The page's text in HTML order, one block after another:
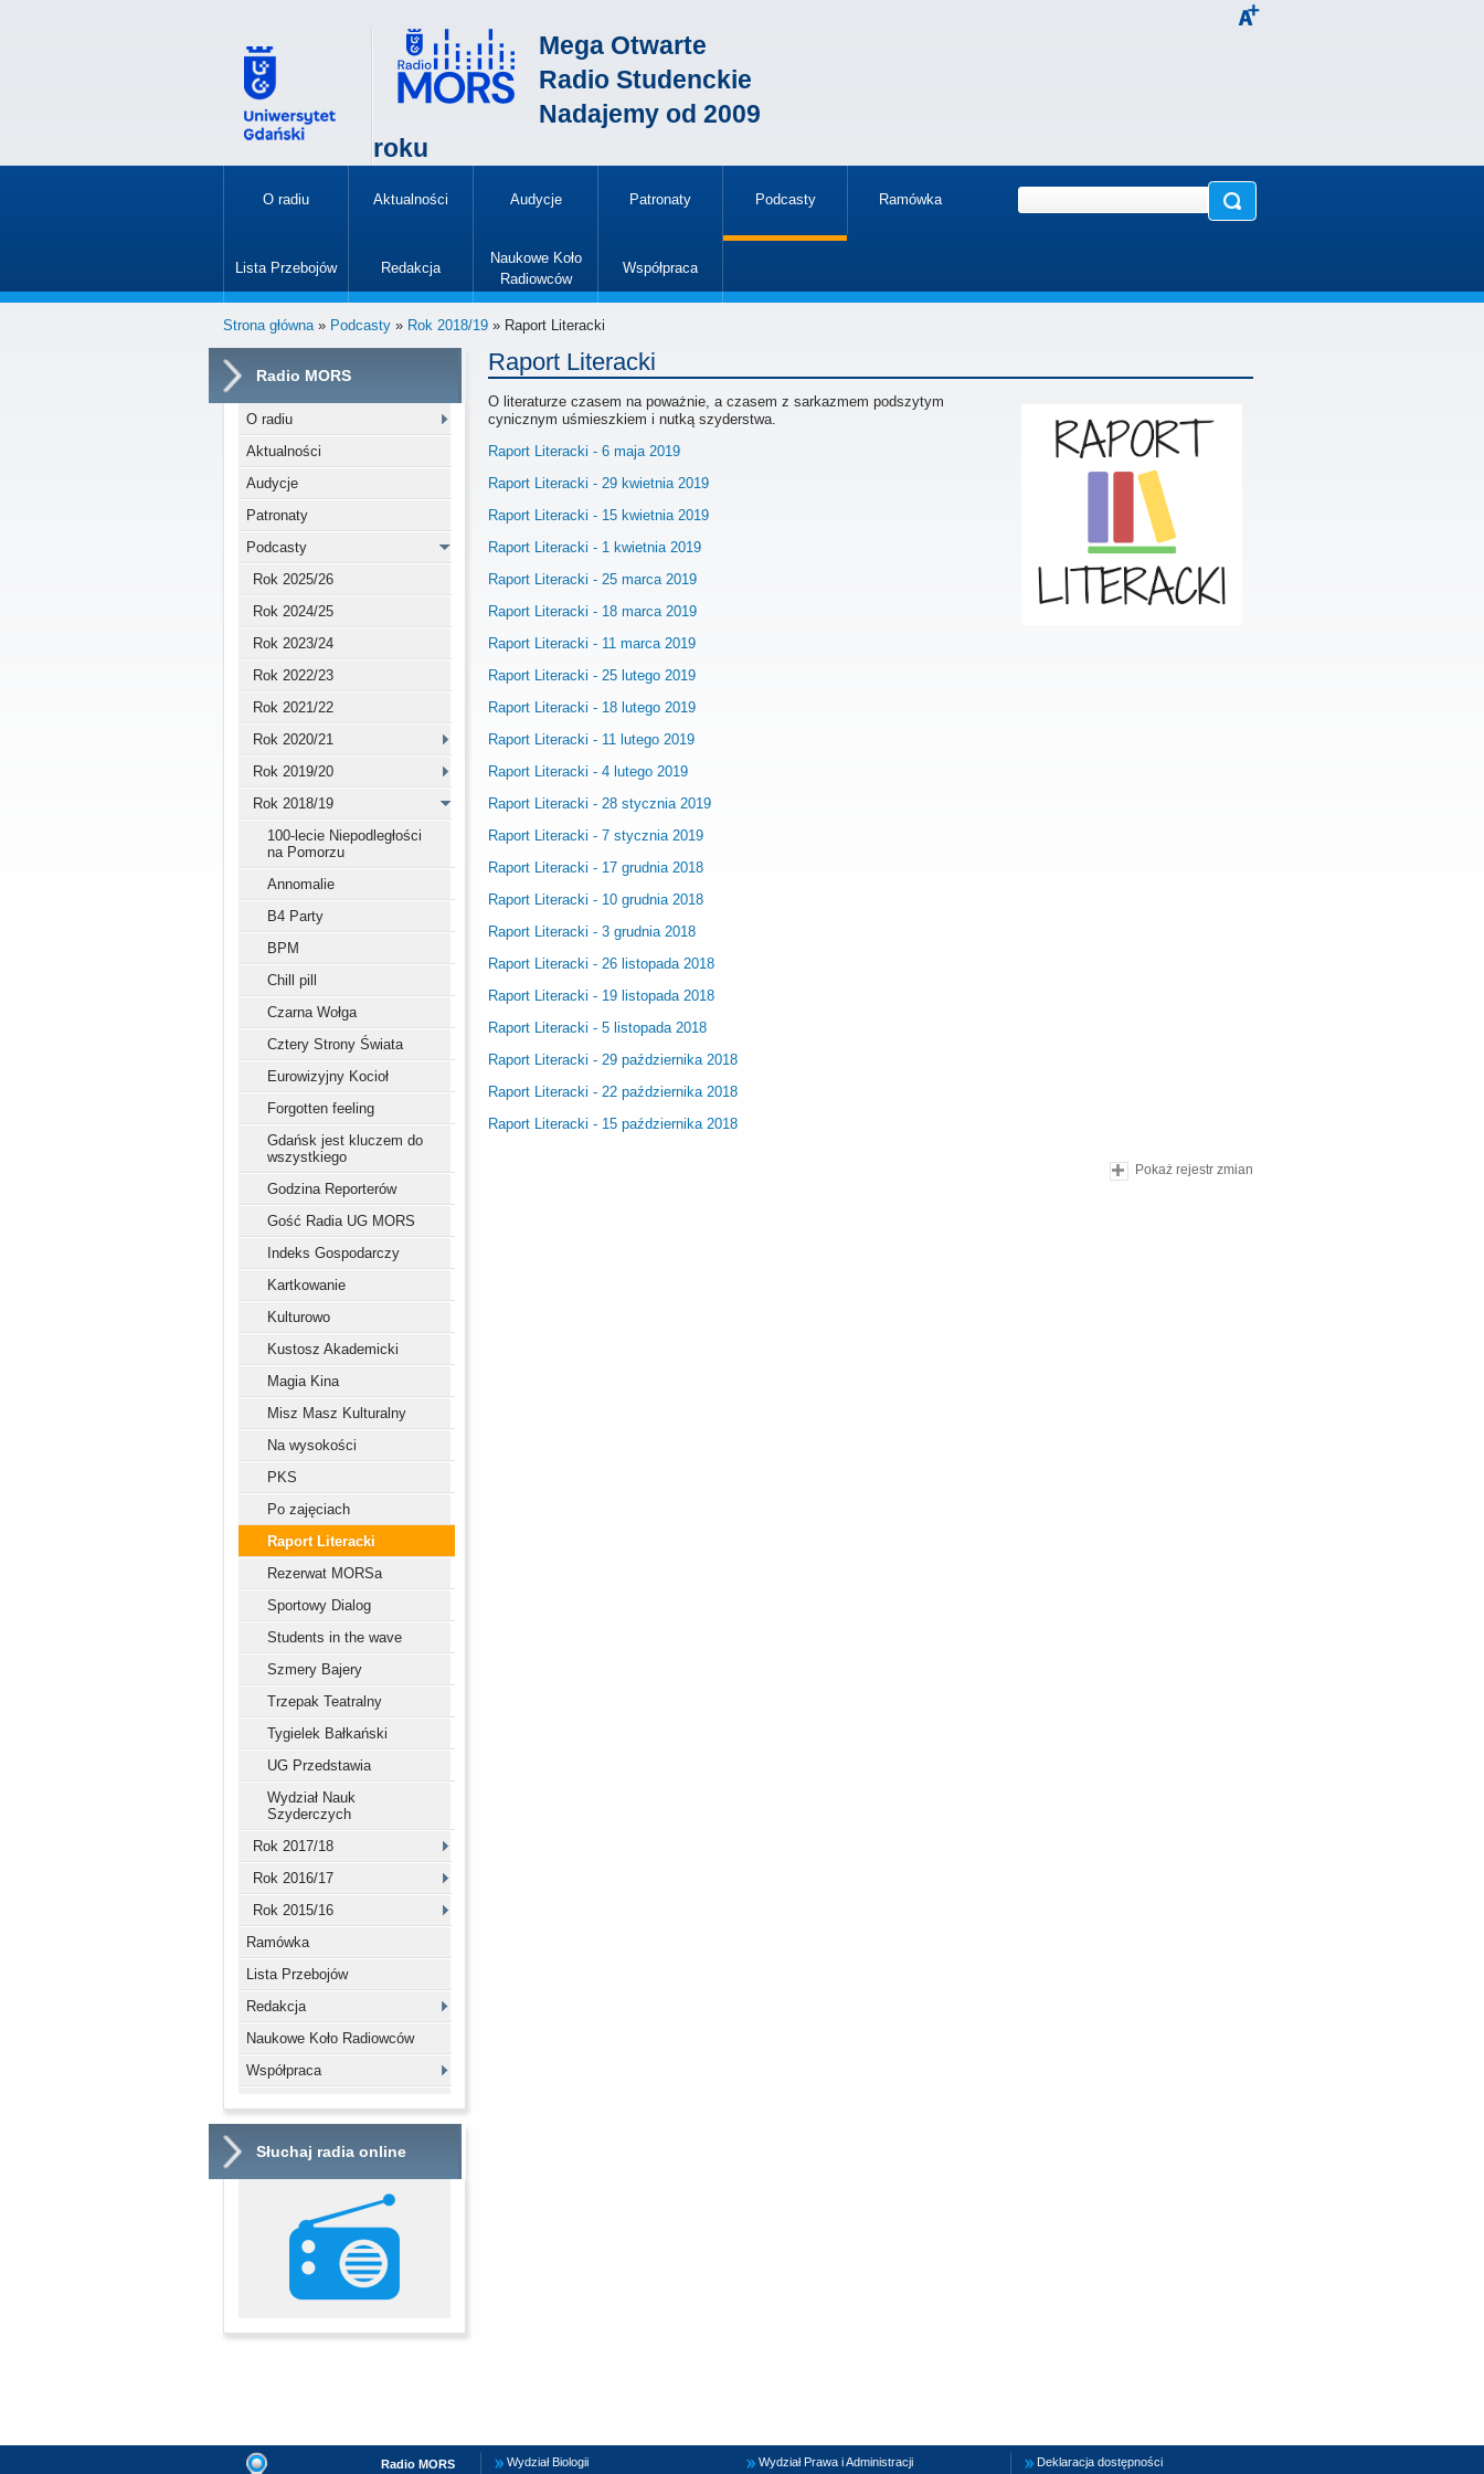
Mega Otwarte
Radio Studenckie
Nadajemy od 2009
roku
O radiu Aktualności Audycje Patronaty Podcasty
»
Ramówka
Lista Przebojów Redakcja
Naukowe Koło
Radiowców
Współpraca
Strona główna» Podcasty » Rok 2018/19 » Raport Literacki
Radio MORS
O radiu
Aktualności
Audycje
Patronaty
Podcasty
Rok 2025/26
Rok 2024/25
Rok 2023/24
Rok 2022/23
Rok 2021/22
Rok 2020/21
Rok 2019/20
Rok 2018/19
100-lecie Niepodległości
na Pomorzu
Annomalie
B4 Party
BPM
Chill pill
Czarna Wołga
Cztery Strony Świata
Eurowizyjny Kocioł
Forgotten feeling
Gdańsk jest kluczem do
wszystkiego
Godzina Reporterów
Gość Radia UG MORS
Indeks Gospodarczy
Kartkowanie
Kulturowo
Kustosz Akademicki
Magia Kina
Misz Masz Kulturalny
Na wysokości
PKS
Po zajęciach
Raport Literacki
Rezerwat MORSa
Sportowy Dialog
Students in the wave
Szmery Bajery
Trzepak Teatralny
Tygielek Bałkański
UG Przedstawia
Wydział Nauk
Szyderczych
Rok 2017/18
Rok 2016/17
Rok 2015/16
Ramówka
Lista Przebojów
Redakcja
Naukowe Koło Radiowców
Współpraca
Słuchaj radia online
Raport Literacki
O literaturze czasem na poważnie, a czasem z sarkazmem podszytym
cynicznym uśmieszkiem i nutką szyderstwa.
Raport Literacki - 6 maja 2019
Raport Literacki - 29 kwietnia 2019
Raport Literacki - 15 kwietnia 2019
Raport Literacki - 1 kwietnia 2019
Raport Literacki - 25 marca 2019
Raport Literacki - 18 marca 2019
Raport Literacki - 11 marca 2019
Raport Literacki - 25 lutego 2019
Raport Literacki - 18 lutego 2019
Raport Literacki - 11 lutego 2019
Raport Literacki - 4 lutego 2019
Raport Literacki - 28 stycznia 2019
Raport Literacki - 7 stycznia 2019
Raport Literacki - 17 grudnia 2018
Raport Literacki - 10 grudnia 2018
Raport Literacki - 3 grudnia 2018
Raport Literacki - 26 listopada 2018
Raport Literacki - 19 listopada 2018
Raport Literacki - 5 listopada 2018
Raport Literacki - 29 października 2018
Raport Literacki - 22 października 2018
Raport Literacki - 15 października 2018
Pokaż rejestr zmian
Radio MORS
Wydział Biologii
Wydział Prawa i Administracji
Deklaracja dostępności